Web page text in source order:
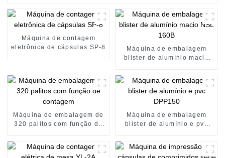
Máquina de contagem
eletrônica de cápsulas SP-8
Máquina de embalagem
blister de alumínio macio
Máquina de embalagem de
320 palitos com função de
Máquina de embalagem
blister de alumínio e pvc